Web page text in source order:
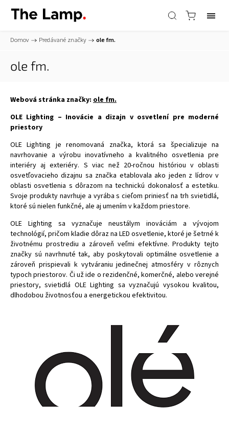
Domov / Predávané značky / ole fm.
ole fm.
Webová stránka značky: ole fm.
OLE Lighting – Inovácie a dizajn v osvetlení pre moderné
priestory
OLE Lighting je renomovaná značka, ktorá sa špecializuje na
navrhovanie a výrobu inovatívneho a kvalitného osvetlenia pre
interiéry aj exteriéry. S viac než 20-ročnou históriou v oblasti
osvetľovacieho dizajnu sa značka etablovala ako jeden z lídrov v
oblasti osvetlenia s dôrazom na technickú dokonalosť a estetiku.
Svoje produkty navrhuje a vyrába s cieľom priniesť na trh svietidlá,
ktoré sú nielen funkčné, ale aj umením v každom priestore.
OLE Lighting sa vyznačuje neustálym inováciám a vývojom
technológií, pričom kladie dôraz na LED osvetlenie, ktoré je šetrné k
životnému prostrediu a zároveň veľmi efektívne. Produkty tejto
značky sú navrhnuté tak, aby poskytovali optimálne osvetlenie a
zároveň prispievali k vytváraniu jedinečnej atmosféry v rôznych
typoch priestorov. Či už ide o rezidenčné, komerčné, alebo verejné
priestory, svietidlá OLE Lighting sa vyznačujú vysokou kvalitou,
dlhodobou životnosťou a energetickou efektivitou.